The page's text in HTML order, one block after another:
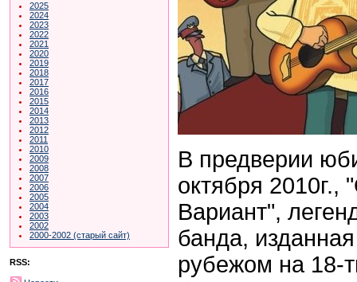
2025
2024
2023
2022
2021
2020
2019
2018
2017
2016
2015
2014
2013
2012
2011
2010
2009
2008
2007
2006
2005
2004
2003
2002
2000-2002 (старый сайт)
RSS:
В предверии
октября
Вариант",
банда,
рубежом на 18-